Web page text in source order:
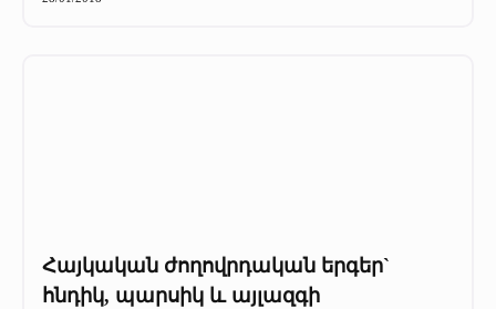
Հայկական ժողովրդական երգեր`
հնդիկ, պարսիկ և այլազգի